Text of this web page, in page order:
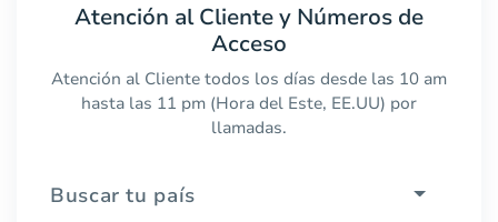
Atención al Cliente y Números de
Acceso
Atención al Cliente todos los días desde las 10 am
hasta las 11 pm (Hora del Este, EE.UU) por
llamadas.
Buscar tu país